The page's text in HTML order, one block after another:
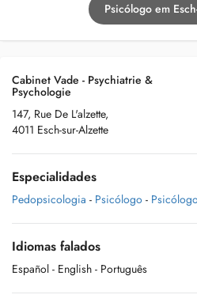
Psicólogo em
Cabinet Vade - Psychiatrie &
Psychologie
147, Rue De L'alzette,
4011 Esch-sur-Alzette
Especialidades
Pedopsicologia - Psicólogo -
Idiomas falados
Español - English - Português